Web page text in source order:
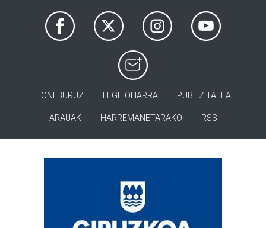
HONI BURUZ LEGE OHARRA PUBLIZITATEA
ARAUAK HARREMANETARAKO RSS